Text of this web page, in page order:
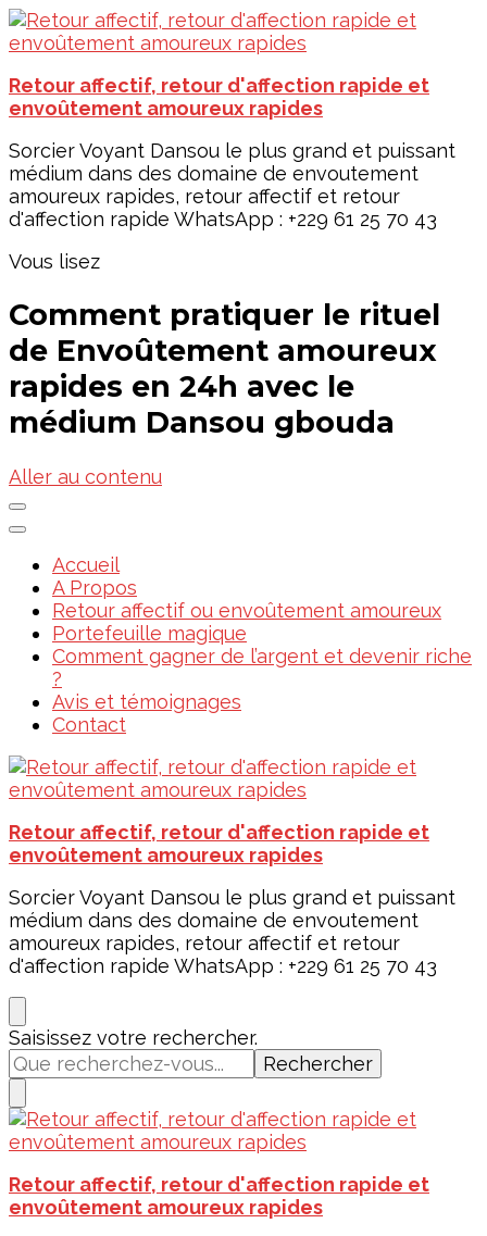
Retour affectif, retour d'affection rapide et
envoûtement amoureux rapides
Sorcier Voyant Dansou le plus grand et puissant
médium dans des domaine de envoutement
amoureux rapides, retour affectif et retour
d'affection rapide WhatsApp : +229 61 25 70 43
Vous lisez
Comment pratiquer le rituel
de Envoûtement amoureux
rapides en 24h avec le
médium Dansou gbouda
Aller au contenu
Accueil
A Propos
Retour affectif ou envoûtement amoureux
Portefeuille magique
Comment gagner de l’argent et devenir riche
?
Avis et témoignages
Contact
Retour affectif, retour d'affection rapide et
envoûtement amoureux rapides
Sorcier Voyant Dansou le plus grand et puissant
médium dans des domaine de envoutement
amoureux rapides, retour affectif et retour
d'affection rapide WhatsApp : +229 61 25 70 43
Vous
recherchiez
quelque
chose ?
Saisissez votre rechercher.
Retour affectif, retour d'affection rapide et
envoûtement amoureux rapides